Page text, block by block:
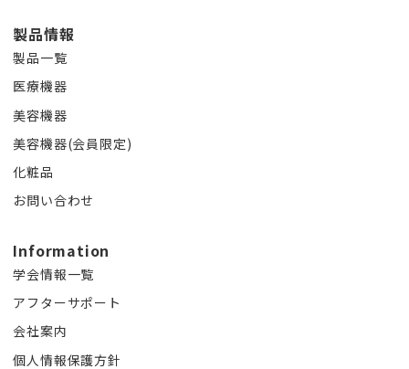
製品情報
製品一覧
医療機器
美容機器
美容機器(会員限定)
化粧品
お問い合わせ
Information
学会情報一覧
アフターサポート
会社案内
個人情報保護方針